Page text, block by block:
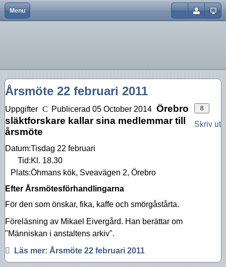
Menu Close
Föreningen
Föreningskalender
Bra länkar
Kurser
Historik
Tidningar
Försäljning
Styrelsen
Aktiviteter 2024
Aktiviteter 2023
Aktiviteter 2022
Aktiviteter 2021
Aktiviteter 2020
Aktiviteter 2019
Aktiviteter 2018
Aktiviteter 2016
Aktiviteter 2015
Kom ihåg mig
Glömt lösenord?
Skapa inloggning
Årsmöte 22 februari 2011
Skriv ut
Uppgifter Publicerad 05 October 2014 Örebro
släktforskare kallar sina medlemmar till
årsmöte
Datum:Tisdag 22 februari
Tid:Kl. 18.30
Plats:Öhmans kök, Sveavägen 2, Örebro
Efter Årsmötesförhandlingarna
För den som önskar, fika, kaffe och smörgåstårta.
Föreläsning av Mikael Eivergård. Han berättar om
"Människan i anstaltens arkiv".
Läs mer: Årsmöte 22 februari 2011